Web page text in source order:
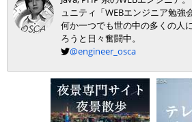
ュニティ「WEBエンジニア勉強
何か一つでも世の中の多くの人
ろうと日々奮闘中。
@engineer_osca